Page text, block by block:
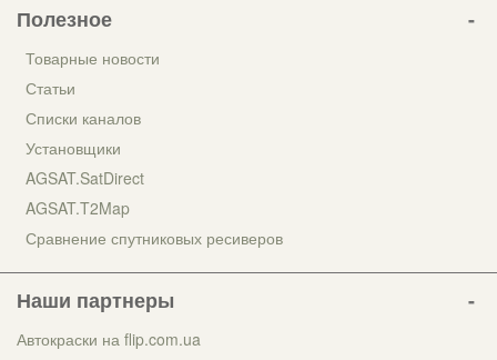
Полезное
Товарные новости
Статьи
Списки каналов
Установщики
AGSAT.SatDirect
AGSAT.T2Map
Сравнение спутниковых ресиверов
Наши партнеры
Автокраски на flip.com.ua